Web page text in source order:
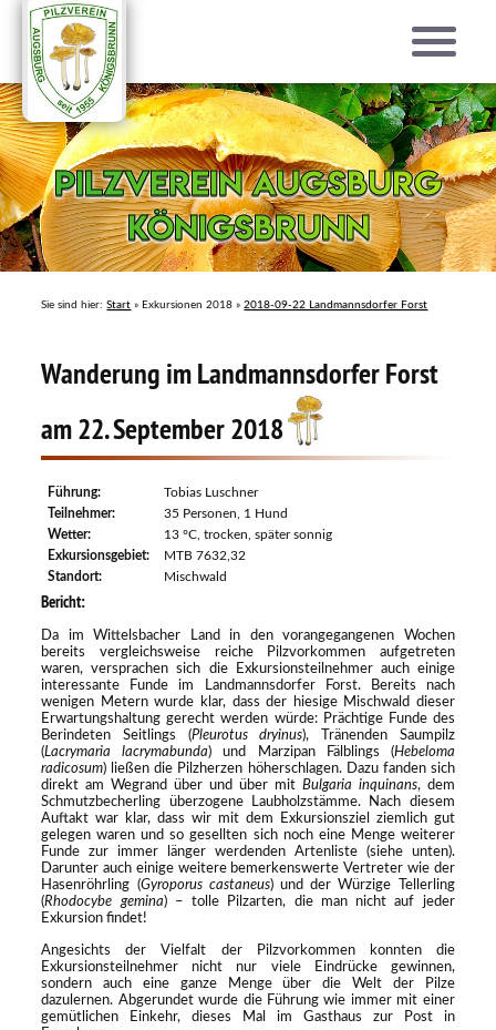
Pilzverein Augsburg
Königsbrunn
Pilzverein Augsburg
Königsbrunn
Sie sind hier:Start » Exkursionen 2018 »2018-09-22 Landmannsdorfer Forst
Wanderung im Landmannsdorfer Forst
am 22. September 2018
Führung:
Tobias Luschner
Teilnehmer:
35 Personen, 1 Hund
Wetter:
13 °C, trocken, später sonnig
Exkursionsgebiet:
MTB 7632,32
Standort:
Mischwald
Bericht:
Da im Wittelsbacher Land in den vorangegangenen Wochen
bereits vergleichsweise reiche Pilzvorkommen aufgetreten
waren, versprachen sich die Exkursionsteilnehmer auch einige
interessante Funde im Landmannsdorfer Forst. Bereits nach
wenigen Metern wurde klar, dass der hiesige Mischwald dieser
Erwartungshaltung gerecht werden würde: Prächtige Funde des
Berindeten Seitlings (Pleurotus dryinus), Tränenden Saumpilz
(Lacrymaria lacrymabunda) und Marzipan Fälblings (Hebeloma
radicosum) ließen die Pilzherzen höherschlagen. Dazu fanden sich
direkt am Wegrand über und über mit Bulgaria inquinans, dem
Schmutzbecherling überzogene Laubholzstämme. Nach diesem
Auftakt war klar, dass wir mit dem Exkursionsziel ziemlich gut
gelegen waren und so gesellten sich noch eine Menge weiterer
Funde zur immer länger werdenden Artenliste (siehe unten).
Darunter auch einige weitere bemerkenswerte Vertreter wie der
Hasenröhrling (Gyroporus castaneus) und der Würzige Tellerling
(Rhodocybe gemina) – tolle Pilzarten, die man nicht auf jeder
Exkursion findet!
Angesichts der Vielfalt der Pilzvorkommen konnten die
Exkursionsteilnehmer nicht nur viele Eindrücke gewinnen,
sondern auch eine ganze Menge über die Welt der Pilze
dazulernen. Abgerundet wurde die Führung wie immer mit einer
gemütlichen Einkehr, dieses Mal im Gasthaus zur Post in